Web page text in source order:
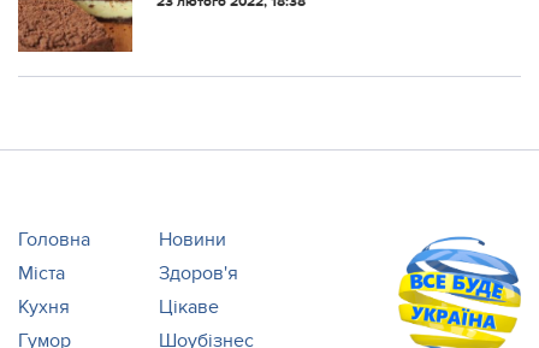
Головна
Новини
Міста
Здоров'я
Кухня
Цікаве
Гумор
Шоубізнес